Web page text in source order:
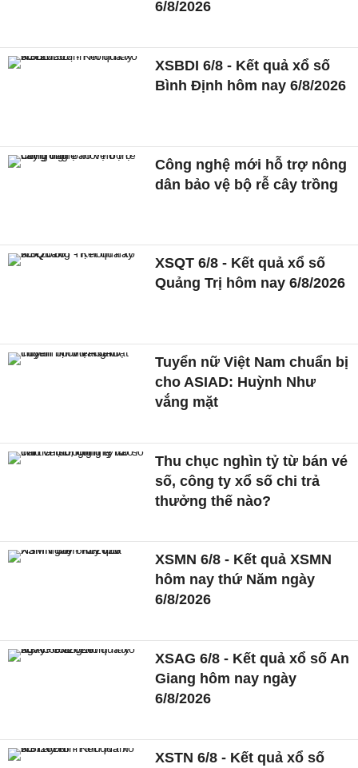
6/8/2026
XSBDI 6/8 - Kết quả xổ số
Bình Định hôm nay 6/8/2026
Công nghệ mới hỗ trợ nông
dân bảo vệ bộ rễ cây trồng
XSQT 6/8 - Kết quả xổ số
Quảng Trị hôm nay 6/8/2026
Tuyển nữ Việt Nam chuẩn bị
cho ASIAD: Huỳnh Như
vắng mặt
Thu chục nghìn tỷ từ bán vé
số, công ty xổ số chi trả
thưởng thế nào?
XSMN 6/8 - Kết quả XSMN
hôm nay thứ Năm ngày
6/8/2026
XSAG 6/8 - Kết quả xổ số An
Giang hôm nay ngày
6/8/2026
XSTN 6/8 - Kết quả xổ số